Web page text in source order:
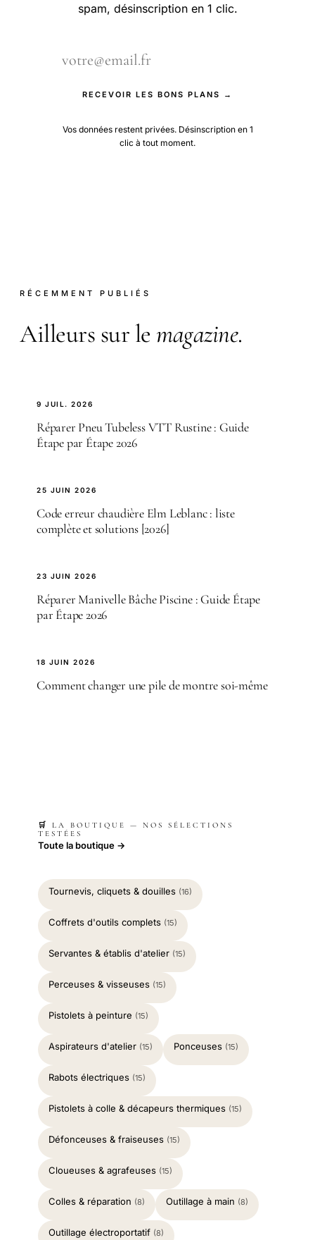
spam, désinscription en 1 clic.
RECEVOIR LES BONS PLANS →
Vos données restent privées. Désinscription en 1
clic à tout moment.
RÉCEMMENT PUBLIÉS
Ailleurs sur le magazine.
9 JUIL. 2026
Réparer Pneu Tubeless VTT Rustine : Guide
Étape par Étape 2026
25 JUIN 2026
Code erreur chaudière Elm Leblanc : liste
complète et solutions [2026]
23 JUIN 2026
Réparer Manivelle Bâche Piscine : Guide Étape
par Étape 2026
18 JUIN 2026
Comment changer une pile de montre soi-même
🛒 LA BOUTIQUE — NOS SÉLECTIONS
TESTÉES
Toute la boutique →
Tournevis, cliquets & douilles (16)
Coffrets d'outils complets (15)
Servantes & établis d'atelier (15)
Perceuses & visseuses (15)
Pistolets à peinture (15)
Aspirateurs d'atelier (15) Ponceuses (15)
Rabots électriques (15)
Pistolets à colle & décapeurs thermiques (15)
Défonceuses & fraiseuses (15)
Cloueuses & agrafeuses (15)
Colles & réparation (8) Outillage à main (8)
Outillage électroportatif (8)